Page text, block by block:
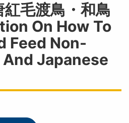
毛渡鳥・和鳥
On How To
Feed Non-
Japanese